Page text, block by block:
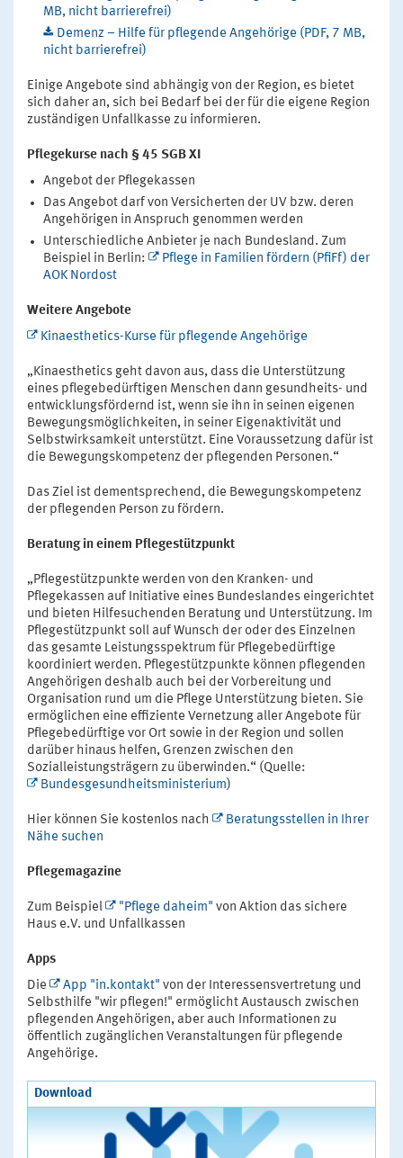
MB, nicht barrierefrei)
Demenz – Hilfe für pflegende Angehörige (PDF, 7 MB,
nicht barrierefrei)
Einige Angebote sind abhängig von der Region, es bietet
sich daher an, sich bei Bedarf bei der für die eigene Region
zuständigen Unfallkasse zu informieren.
Pflegekurse nach § 45 SGB XI
Angebot der Pflegekassen
Das Angebot darf von Versicherten der UV bzw. deren
Angehörigen in Anspruch genommen werden
Unterschiedliche Anbieter je nach Bundesland. Zum
Beispiel in Berlin:
Pflege in Familien fördern (PfiFf) der
AOK Nordost
Weitere Angebote
Kinaesthetics-Kurse für pflegende Angehörige
„Kinaesthetics geht davon aus, dass die Unterstützung
eines pflegebedürftigen Menschen dann gesundheits- und
entwicklungsfördernd ist, wenn sie ihn in seinen eigenen
Bewegungsmöglichkeiten, in seiner Eigenaktivität und
Selbstwirksamkeit unterstützt. Eine Voraussetzung dafür ist
die Bewegungskompetenz der pflegenden Personen.“
Das Ziel ist dementsprechend, die Bewegungskompetenz
der pflegenden Person zu fördern.
Beratung in einem Pflegestützpunkt
„Pflegestützpunkte werden von den Kranken- und
Pflegekassen auf Initiative eines Bundeslandes eingerichtet
und bieten Hilfesuchenden Beratung und Unterstützung. Im
Pflegestützpunkt soll auf Wunsch der oder des Einzelnen
das gesamte Leistungsspektrum für Pflegebedürftige
koordiniert werden. Pflegestützpunkte können pflegenden
Angehörigen deshalb auch bei der Vorbereitung und
Organisation rund um die Pflege Unterstützung bieten. Sie
ermöglichen eine effiziente Vernetzung aller Angebote für
Pflegebedürftige vor Ort sowie in der Region und sollen
darüber hinaus helfen, Grenzen zwischen den
Sozialleistungsträgern zu überwinden.“ (Quelle:
Bundesgesundheitsministerium)
Hier können Sie kostenlos nach
Beratungsstellen in Ihrer
Nähe suchen
Pflegemagazine
Zum Beispiel "Pflege daheim" von Aktion das sichere
Haus e.V. und Unfallkassen
Apps
Die
App "in.kontakt" von der Interessensvertretung und
Selbsthilfe "wir pflegen!" ermöglicht Austausch zwischen
pflegenden Angehörigen, aber auch Informationen zu
öffentlich zugänglichen Veranstaltungen für pflegende
Angehörige.
Download